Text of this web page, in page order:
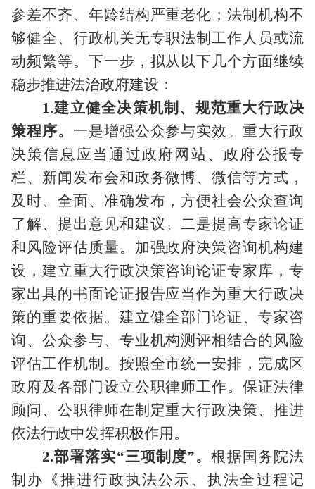
参差不齐、年龄结构严重老化；法制机构不
够健全、行政机关无专职法制工作人员或流
动频繁等。下一步，拟从以下几个方面继续
稳步推进法治政府建设：
1.建立健全决策机制、规范重大行政决
策程序。 一是增强公众参与实效。重大行政
决策信息应当通过政府网站、政府公报专
栏、新闻发布会和政务微博、微信等方式，
及时、全面、准确发布，方便社会公众查询
了解、提出意见和建议。二是提高专家论证
和风险评估质量。加强政府决策咨询机构建
设，建立重大行政决策咨询论证专家库，专
家出具的书面论证报告应当作为重大行政决
策的重要依据。建立健全部门论证、专家咨
询、公众参与、专业机构测评相结合的风险
评估工作机制。按照全市统一安排，完成区
政府及各部门设立公职律师工作。保证法律
顾问、公职律师在制定重大行政决策、推进
依法行政中发挥积极作用。
2.部署落实“三项制度”。根据国务院法
制办《推进行政执法公示、执法全过程记